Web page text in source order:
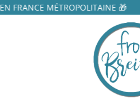
FRANCE MÉTROPOLITAINE 🎁